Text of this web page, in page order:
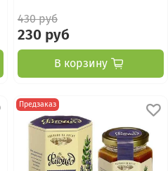
430 руб
230 руб
В корзину
Предзаказ